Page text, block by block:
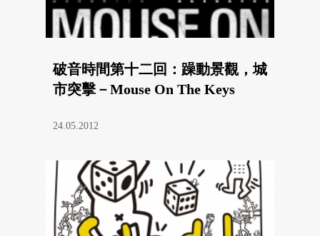
破音時間第十二回：躁動景觀，城
市突擊－Mouse On The Keys
24.05.2012